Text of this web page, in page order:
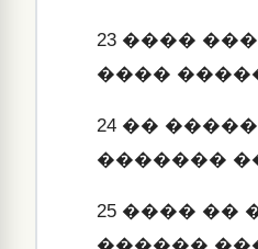
23 ����
����
24 ��
�������
25 ���� ��